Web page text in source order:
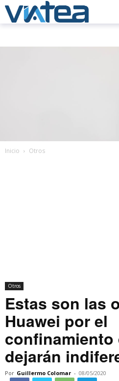
Inicio Otros
Otros
Estas son las
Huawei por el
confinamiento
dejarán
Por Guillermo Colomar - 08/05/2020